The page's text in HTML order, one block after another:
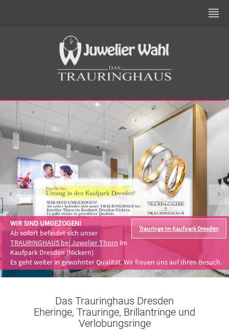
Trauringe im Kaufpark Dresden
WIR SIND UMGEZOGEN!
Ab sofort befindet sich unser
TRAURINGHAUS bei Juwelier Thorn im
Kaufpark Dresden (Nickern)
Es geht weiter in gewohnter Qualität. Wir freuen uns auf Ihren Besuch.
Das Trauringhaus Dresden
Eheringe, Trauringe, Brillantringe und
Verlobungsringe